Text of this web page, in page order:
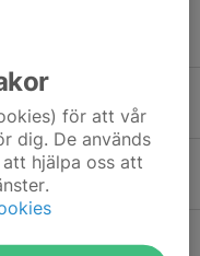
för att vår
dig. De används
hjälpa oss att